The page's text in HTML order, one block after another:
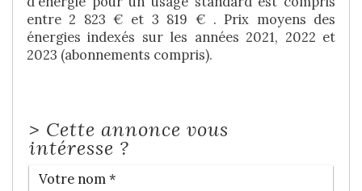
entre 2 823 € et 3 819 € . Prix moyens des
énergies indexés sur les années 2021, 2022 et
2023 (abonnements compris).
> Cette annonce vous
intéresse ?